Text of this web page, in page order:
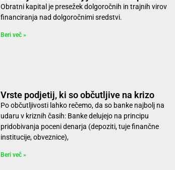
Obratni kapital je presežek dolgoročnih in trajnih virov
financiranja nad dolgoročnimi sredstvi.
Beri več »
Vrste podjetij, ki so občutljive na krizo
Po občutljivosti lahko rečemo, da so banke najbolj na
udaru v kriznih časih: Banke delujejo na principu
pridobivanja poceni denarja (depoziti, tuje finančne
institucije, obveznice),
Beri več »